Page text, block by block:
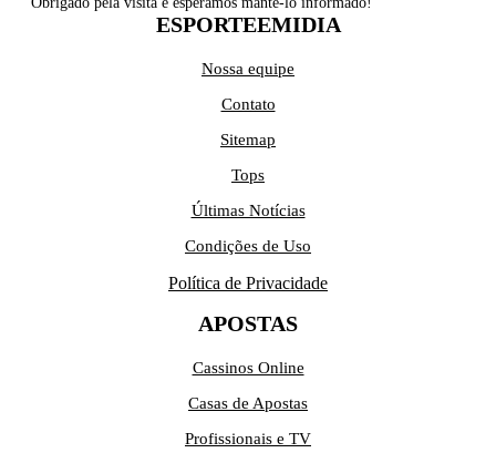
ESPORTEEMIDIA
Nossa equipe
Contato
Sitemap
Tops
Últimas Notícias
Condições de Uso
Política de Privacidade
APOSTAS
Cassinos Online
Casas de Apostas
Profissionais e TV